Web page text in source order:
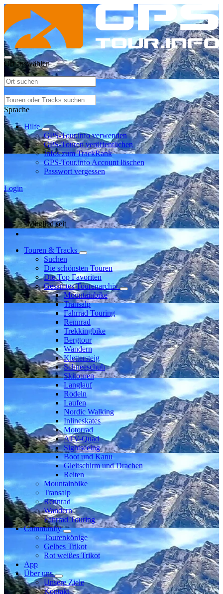
Ort auswählen
Sprache
Hilfe
GPS-Tour.info verwenden
GPS-Touren veröffentlichen
Infos zum TrackRank
GPS-Tour.info Account löschen
Passwort vergessen
Login
Mitglied seit
Touren & Tracks
Suchen
Die schönsten Touren
Die Top Favoriten
Gesamtes Tourenarchiv
Mountainbike
Transalp
Fahrrad Touring
Rennrad
Trekkingbike
Bergtour
Wandern
Klettersteig
Schneeschuh
Skitouren
Langlauf
Rodeln
Laufen
Nordic Walking
Inlineskates
Motorrad
ATV-Quad
Sightseeing
Boot und Kanu
Gleitschirm und Drachen
Reiten
Mountainbike
Transalp
Rennrad
Wandern
Fahrrad Touring
Community
Tourenkönige
Gelbes Trikot
Rot weißes Trikot
App
Über uns
Unsere Ziele
Kontakt